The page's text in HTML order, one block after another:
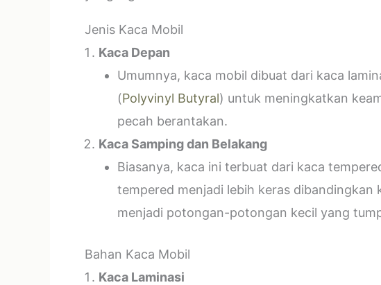
Jenis Kaca Mobil
Kaca Depan
Umumnya, kaca mobil dibuat dari kaca
(Polyvinyl Butyral) untuk meningkatkan
pecah berantakan.
Kaca Samping dan Belakang
Biasanya, kaca ini terbuat dari kaca
tempered menjadi lebih keras dibandingkan
menjadi potongan-potongan kecil yang
Bahan Kaca Mobil
Kaca Laminasi